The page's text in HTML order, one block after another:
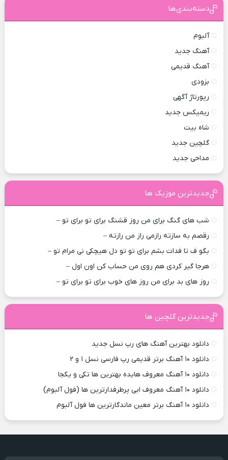
دسته‌بندی‌ها
آلبوم
آهنگ جدید
آهنگ قدیمی
بزودی
رپورتاژ آگهی
ریمیکس جدید
شاه بیت
گلچین جدید
مداحی جدید
جدیدترین موزیک ها
شب های گنگ برای من روز قشنگ برای تو برای تو –
رقصم به سازته رازمی راز من رازته –
بگو ف تا فدات بشم برای تو تو دل هیچکی نی مرام تو –
هرجا گیر کردی هم روی من حساب کن اون اول –
روز های بد برای من روز های خوب برای تو برای تو –
جدیدترین گلچین ها
دانلود بهترین آهنگ های رپ نسل جدید
دانلود ۱۰ آهنگ برتر قدیمی رپ فارسی نسل ۱ و ۲
دانلود ۱۰ آهنگ معروف هایده بهترین ها تکی و یکجا
دانلود ۱۰ آهنگ معروف ابی پرطرفدارترین ها (فول آلبوم)
دانلود ۱۰ آهنگ برتر معین ماندگارترین ها فول آلبوم